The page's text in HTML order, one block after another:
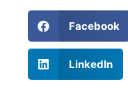
Facebook
LinkedIn